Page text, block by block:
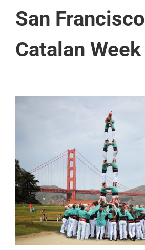
San Francisco
Catalan Week